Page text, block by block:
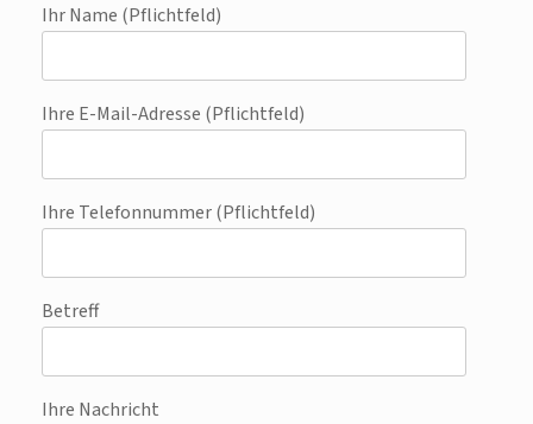
Ihr Name (Pflichtfeld)
Ihre E-Mail-Adresse (Pflichtfeld)
Ihre Telefonnummer (Pflichtfeld)
Betreff
Ihre Nachricht